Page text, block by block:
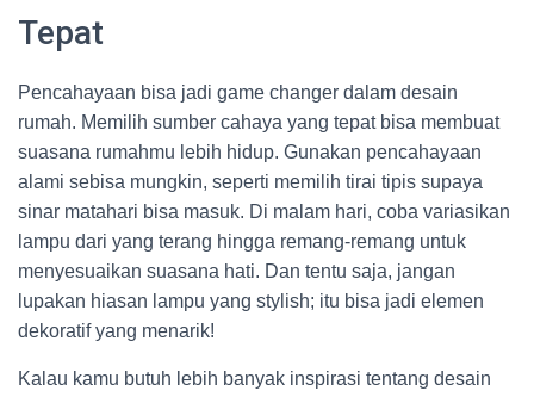
Tepat
Pencahayaan bisa jadi game changer dalam desain
rumah. Memilih sumber cahaya yang tepat bisa membuat
suasana rumahmu lebih hidup. Gunakan pencahayaan
alami sebisa mungkin, seperti memilih tirai tipis supaya
sinar matahari bisa masuk. Di malam hari, coba variasikan
lampu dari yang terang hingga remang-remang untuk
menyesuaikan suasana hati. Dan tentu saja, jangan
lupakan hiasan lampu yang stylish; itu bisa jadi elemen
dekoratif yang menarik!
Kalau kamu butuh lebih banyak inspirasi tentang desain